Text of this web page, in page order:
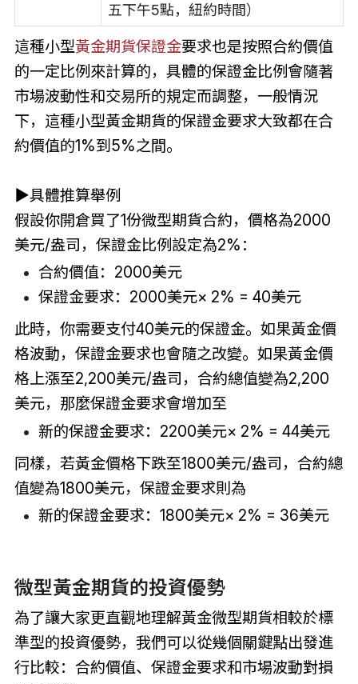
五下午5點，紐約時間）
這種小型黃金期貨保證金要求也是按照合約價值
的一定比例來計算的，具體的保證金比例會隨著
市場波動性和交易所的規定而調整，一般情況
下，這種小型黃金期貨的保證金要求大致都在合
約價值的1%到5%之間。
▶具體推算舉例
假設你開倉買了1份微型期貨合約，價格為2000
美元/盎司，保證金比例設定為2%：
合約價值：2000美元
保證金要求：2000美元× 2% = 40美元
此時，你需要支付40美元的保證金。如果黃金價
格波動，保證金要求也會隨之改變。如果黃金價
格上漲至2,200美元/盎司，合約總值變為2,200
美元，那麼保證金要求會增加至
新的保證金要求：2200美元× 2% = 44美元
同樣，若黃金價格下跌至1800美元/盎司，合約總
值變為1800美元，保證金要求則為
新的保證金要求：1800美元× 2% = 36美元
微型黃金期貨的投資優勢
為了讓大家更直觀地理解黃金微型期貨相較於標
準型的投資優勢，我們可以從幾個關鍵點出發進
行比較：合約價值、保證金要求和市場波動對損